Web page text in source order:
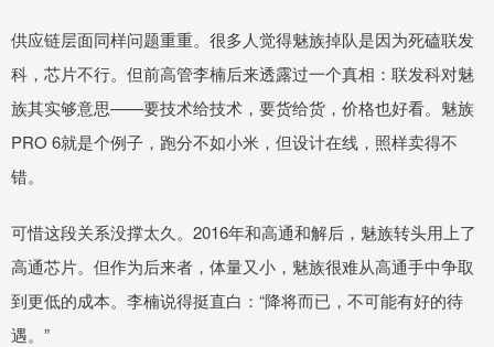
供应链层面同样问题重重。很多人觉得魅族掉队是因为死磕联发
科，芯片不行。但前高管李楠后来透露过一个真相：联发科对魅
族其实够意思——要技术给技术，要货给货，价格也好看。魅族
PRO 6就是个例子，跑分不如小米，但设计在线，照样卖得不
错。
可惜这段关系没撑太久。2016年和高通和解后，魅族转头用上了
高通芯片。但作为后来者，体量又小，魅族很难从高通手中争取
到更低的成本。李楠说得挺直白：“降将而已，不可能有好的待
遇。”